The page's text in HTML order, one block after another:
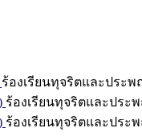
ร้องเรียนทุจริตและประ
ร้องเรียนทุจริตและประ
ร้องเรียนทุจริตและประ